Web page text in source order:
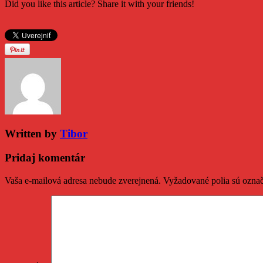
Did you like this article? Share it with your friends!
Written by Tibor
Pridaj komentár
Vaša e-mailová adresa nebude zverejnená. Vyžadované polia sú